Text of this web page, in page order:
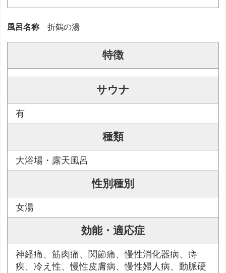
風呂名称 折鶴の湯
特徴
サウナ
有
種類
大浴場・露天風呂
性別種別
女湯
効能・適応症
神経痛、筋肉痛、関節痛、慢性消化器病、痔
疾、冷え性、慢性皮膚病、慢性婦人病、動脈硬